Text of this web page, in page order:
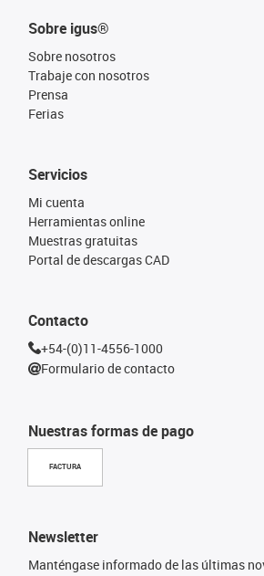
Sobre igus®
Sobre nosotros
Trabaje con nosotros
Prensa
Ferias
Nuestras formas de pago
FACTURA
Servicios
Mi cuenta
Herramientas online
Muestras gratuitas
Portal de descargas CAD
Contacto
+54-(0)11-4556-1000
Formulario de contacto
Newsletter
Manténgase informado de las últimas